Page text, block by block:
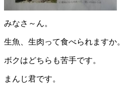
みなさ～ん。
生魚、生肉って食べられますか。
ボクはどちらも苦手です。
まんじ君です。